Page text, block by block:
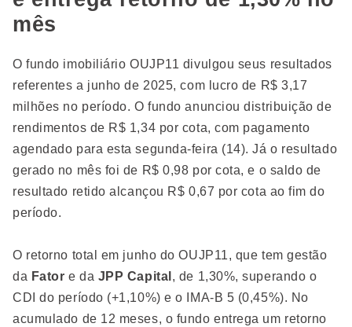
mês
O fundo imobiliário OUJP11 divulgou seus resultados
referentes a junho de 2025, com lucro de R$ 3,17
milhões no período. O fundo anunciou distribuição de
rendimentos de R$ 1,34 por cota, com pagamento
agendado para esta segunda-feira (14). Já o resultado
gerado no mês foi de R$ 0,98 por cota, e o saldo de
resultado retido alcançou R$ 0,67 por cota ao fim do
período.
O retorno total em junho do OUJP11, que tem gestão
da Fator e da JPP Capital , de 1,30%, superando o
CDI do período (+1,10%) e o IMA-B 5 (0,45%). No
acumulado de 12 meses, o fundo entrega um retorno